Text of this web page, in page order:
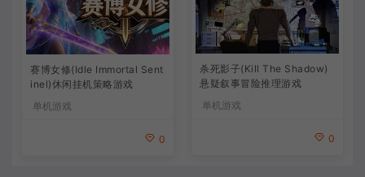
赛博女修(Idle Immortal Sent
inel)休闲挂机策略游戏
单机游戏
0
杀死影子(Kill The Shadow)
悬疑叙事冒险推理游戏
单机游戏
0